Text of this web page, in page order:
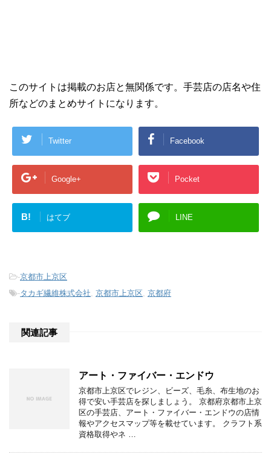
このサイトは掲載のお店と無関係です。手芸店の店名や住
所などのまとめサイトになります。
Twitter Facebook
Google+ Pocket
B! はてブ LINE
-京都市上京区
-タカギ繊維株式会社 京都市上京区 京都府
関連記事
アート・ファイバー・エンドウ
京都市上京区でレジン、ビーズ、毛糸、布生地のお
得で安い手芸店を探しましょう。 京都府京都市上京
区の手芸店、アート・ファイバー・エンドウの店情
報やアクセスマップ等を載せています。 クラフト系
資格取得やネ …